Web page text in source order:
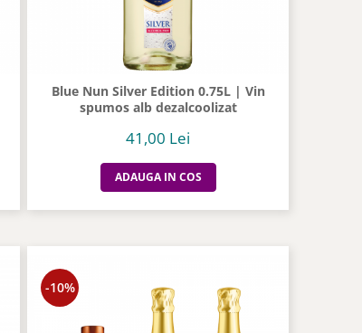
Blue Nun Silver Edition 0.75L | Vin
spumos alb dezalcoolizat
41,00 Lei
ADAUGA IN COS
-10%